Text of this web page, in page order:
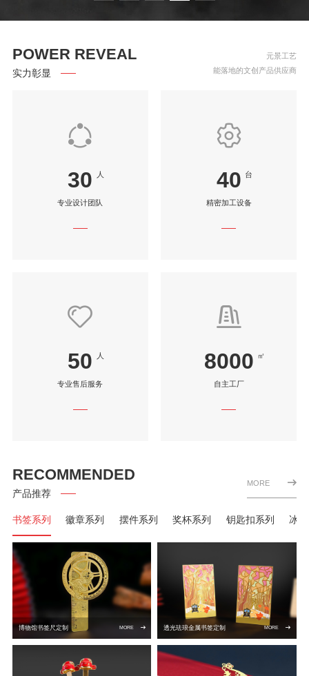
POWER REVEAL
实力彰显
元景工艺
能落地的文创产品供应商
30 人
专业设计团队
40 台
精密加工设备
50 人
专业售后服务
8000 ㎡
自主工厂
RECOMMENDED
产品推荐
MORE
书签系列 徽章系列 摆件系列 奖杯系列 钥匙扣系列 冰
博物馆书签尺定制 MORE 透光珐琅金属书签定制 MORE